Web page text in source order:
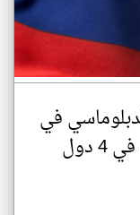
في
إفريقيا بافتتاح ممثليات في 4 دول